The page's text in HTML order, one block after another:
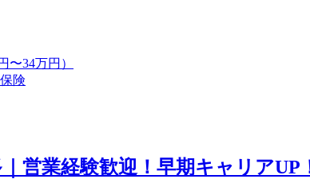
〜34万円）
保険
｜営業経験歓迎！早期キャリア